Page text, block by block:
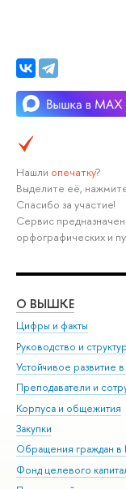
Нашли опечатку?
Выделите её,
Спасибо за участие!
Сервис
орфографических и
О ВЫШКЕ
Цифры и факты
Руководство и
Устойчивое
Преподаватели и
Корпуса и общежития
Закупки
Обращения граждан
Фонд целевого